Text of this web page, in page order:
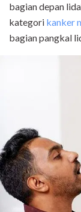
bagian depan
kategori kanker
bagian pangkal